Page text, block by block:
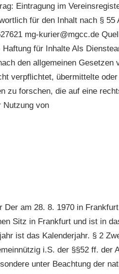
Eintragung im
für den Inhalt nach §
mg-kurier@mgcc.de
für Inhalte Als
den allgemeinen
verpflichtet, übermittelte
zu forschen, die auf eine
Nutzung von
am 28. 8. 1970 in
Sitz in Frankfurt und ist in
ist das Kalenderjahr. § 2
i.S. der §§52 ff. der
unter Beachtung der